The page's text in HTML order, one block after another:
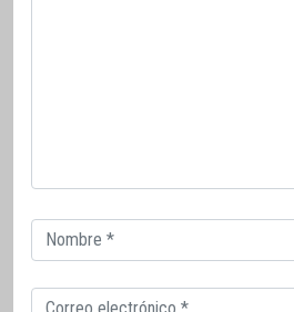
Correo
electrónico
Correo